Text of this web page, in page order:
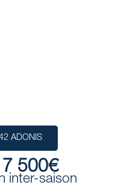
ADONIS
7 500€
inter-saison